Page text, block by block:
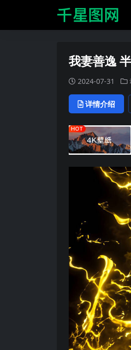
我妻善逸
2024-07-31
详情介绍